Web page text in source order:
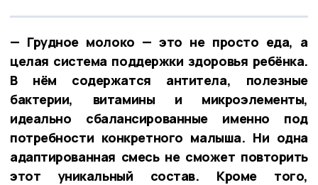
— Грудное молоко — это не просто еда, а
целая система поддержки здоровья ребёнка.
В нём содержатся антитела, полезные
бактерии, витамины и микроэлементы,
идеально сбалансированные именно под
потребности конкретного малыша. Ни одна
адаптированная смесь не сможет повторить
этот уникальный состав. Кроме того,